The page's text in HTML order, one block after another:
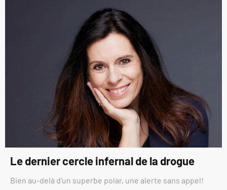
Le dernier cercle infernal de la drogue
Bien au-delà d’un superbe polar, une alerte sans appel!